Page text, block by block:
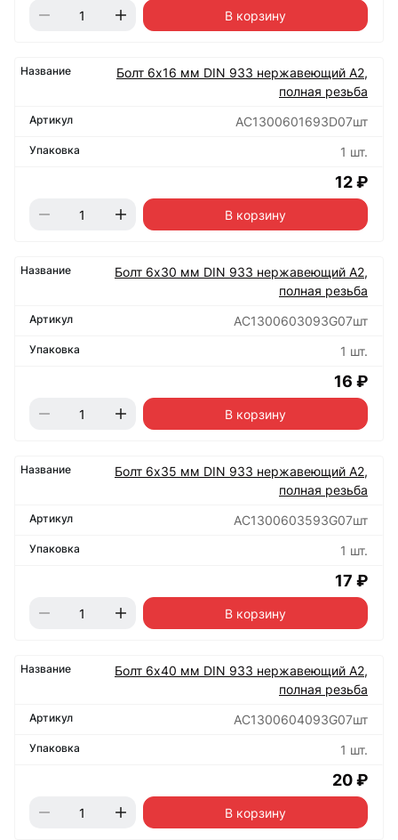
В корзину
Болт 6х16 мм DIN 933 нержавеющий А2,
полная резьба
АС1300601693D07шт
1 шт.
12 ₽
В корзину
Болт 6х30 мм DIN 933 нержавеющий А2,
полная резьба
АС1300603093G07шт
1 шт.
16 ₽
В корзину
Болт 6х35 мм DIN 933 нержавеющий А2,
полная резьба
АС1300603593G07шт
1 шт.
17 ₽
В корзину
Болт 6х40 мм DIN 933 нержавеющий А2,
полная резьба
АС1300604093G07шт
1 шт.
20 ₽
В корзину